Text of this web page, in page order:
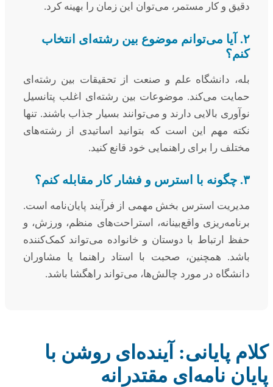
دقیق و کار مستمر، می‌توان این زمان را بهینه کرد.
۲. آیا می‌توانم موضوع بین رشته‌ای انتخاب
کنم؟
بله، دانشگاه علم و صنعت از تحقیقات بین رشته‌ای
حمایت می‌کند. موضوعات بین رشته‌ای اغلب پتانسیل
نوآوری بالایی دارند و می‌توانند بسیار جذاب باشند. تنها
نکته مهم این است که بتوانید اساتیدی از رشته‌های
مختلف را برای راهنمایی خود قانع کنید.
۳. چگونه با استرس و فشار کار مقابله کنم؟
مدیریت استرس بخش مهمی از فرآیند پایان‌نامه است.
برنامه‌ریزی واقع‌بینانه، استراحت‌های منظم، ورزش، و
حفظ ارتباط با دوستان و خانواده می‌تواند کمک‌کننده
باشد. همچنین، صحبت با استاد راهنما یا مشاوران
دانشگاه در مورد چالش‌ها، می‌تواند راهگشا باشد.
کلام پایانی: آینده‌ای روشن با
پایان نامه‌ای مقتدرانه